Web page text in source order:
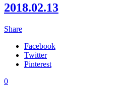
2018.02.13
Share
Facebook
Twitter
Pinterest
0